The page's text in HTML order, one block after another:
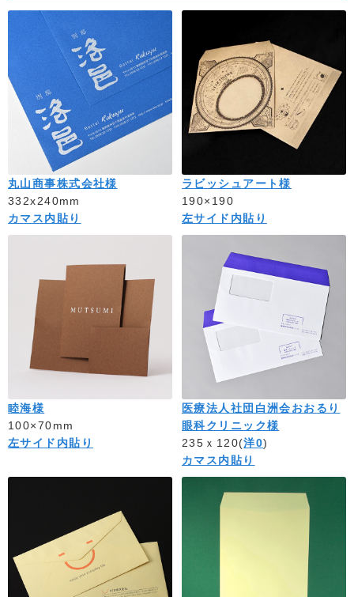
丸山商事株式会社様
332x240mm
カマス内貼り
ラビッシュアート様
190×190
左サイド内貼り
睦海様
100×70mm
左サイド内貼り
医療法人社団白洲会おおるり
眼科クリニック様
235ｘ120(洋0)
カマス内貼り